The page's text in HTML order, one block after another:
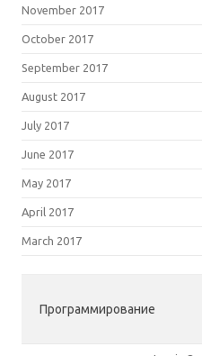
November 2017
October 2017
September 2017
August 2017
July 2017
June 2017
May 2017
April 2017
March 2017
Программирование